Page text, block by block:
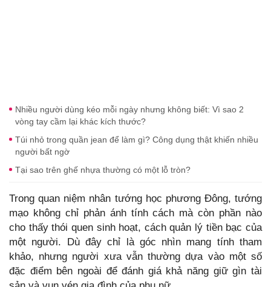
Nhiều người dùng kéo mỗi ngày nhưng không biết: Vì sao 2
vòng tay cầm lại khác kích thước?
Túi nhỏ trong quần jean để làm gì? Công dụng thật khiến nhiều
người bất ngờ
Tại sao trên ghế nhựa thường có một lỗ tròn?
Trong quan niệm nhân tướng học phương Đông, tướng
mạo không chỉ phản ánh tính cách mà còn phần nào
cho thấy thói quen sinh hoạt, cách quản lý tiền bạc của
một người. Dù đây chỉ là góc nhìn mang tính tham
khảo, nhưng người xưa vẫn thường dựa vào một số
đặc điểm bên ngoài để đánh giá khả năng giữ gìn tài